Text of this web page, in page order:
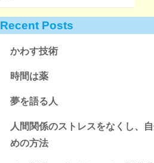
Recent Posts
かわす技術
時間は薬
夢を語る人
人間関係のストレスをなくし、
めの方法